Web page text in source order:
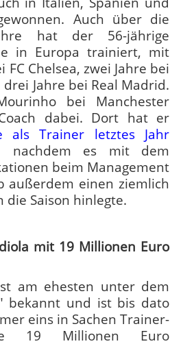
Auch über die
hat der 56-jährige
in Europa trainiert, mit
FC Chelsea, zwei Jahre bei
Jahre bei Real Madrid.
bei Manchester
dabei. Dort hat er
als Trainer letztes Jahr
nachdem es mit dem
beim Management
außerdem einen ziemlich
die Saison hinlegte.
mit 19 Millionen Euro
am ehesten unter dem
bekannt und ist bis dato
eins in Sachen Trainer-
19 Millionen Euro